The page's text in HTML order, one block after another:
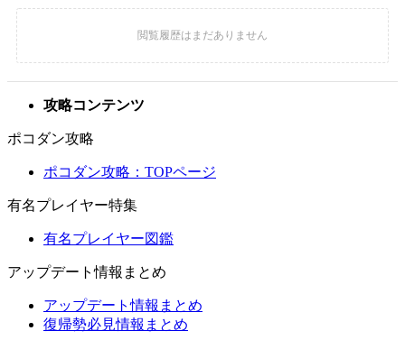
攻略コンテンツ
ポコダン攻略
ポコダン攻略：TOPページ
有名プレイヤー特集
有名プレイヤー図鑑
アップデート情報まとめ
アップデート情報まとめ
復帰勢必見情報まとめ